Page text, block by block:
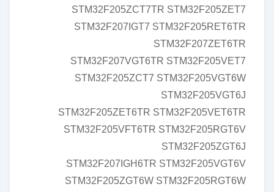
STM32F205ZCT7TR STM32F205ZET7
STM32F207IGT7 STM32F205RET6TR
STM32F207ZET6TR
STM32F207VGT6TR STM32F205VET7
STM32F205ZCT7 STM32F205VGT6W
STM32F205VGT6J
STM32F205ZET6TR STM32F205VET6TR
STM32F205VFT6TR STM32F205RGT6V
STM32F205ZGT6J
STM32F207IGH6TR STM32F205VGT6V
STM32F205ZGT6W STM32F205RGT6W